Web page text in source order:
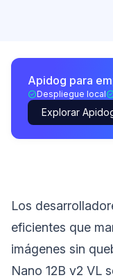
Apidog para
Despliegue local
Explorar
Los
eficientes que
imágenes sin
Nano 12B v2 VL